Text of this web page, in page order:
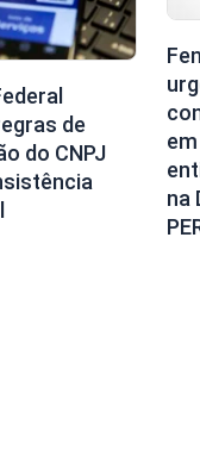
de
do CNPJ
na